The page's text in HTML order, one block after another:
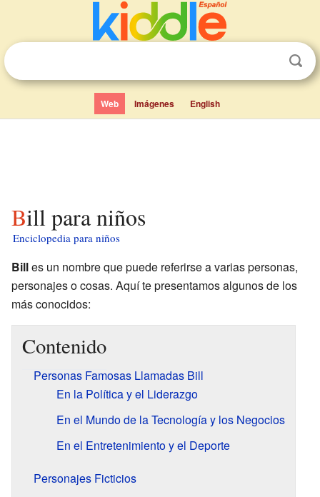
Web Imágenes English
Bill para niños
Enciclopedia para niños
Billes un nombre que puede referirse a varias personas,
personajes o cosas. Aquí te presentamos algunos de los
más conocidos:
Contenido
Personas Famosas Llamadas Bill
En la Política y el Liderazgo
En el Mundo de la Tecnología y los Negocios
En el Entretenimiento y el Deporte
Personajes Ficticios